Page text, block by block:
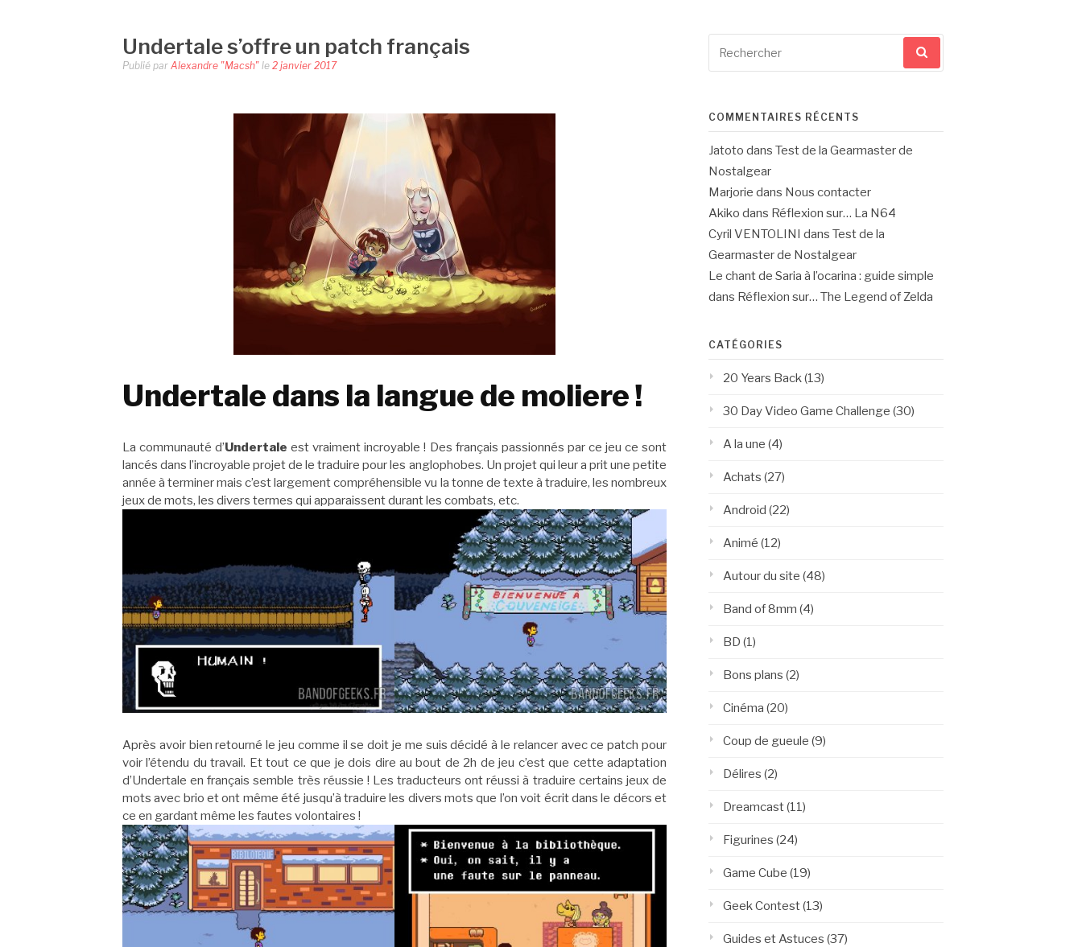
Undertale s’offre un patch français
Publié par Alexandre "Macsh" le 2 janvier 2017
Undertale dans la langue de moliere !
La communauté d’Undertale est vraiment incroyable ! Des français passionnés par ce jeu ce sont
lancés dans l’incroyable projet de le traduire pour les anglophobes. Un projet qui leur a prit une petite
année à terminer mais c’est largement compréhensible vu la tonne de texte à traduire, les nombreux
jeux de mots, les divers termes qui apparaissent durant les combats, etc.
Après avoir bien retourné le jeu comme il se doit je me suis décidé à le relancer avec ce patch pour
voir l’étendu du travail. Et tout ce que je dois dire au bout de 2h de jeu c’est que cette adaptation
d’Undertale en français semble très réussie ! Les traducteurs ont réussi à traduire certains jeux de
mots avec brio et ont même été jusqu’à traduire les divers mots que l’on voit écrit dans le décors et
ce en gardant même les fautes volontaires !
pour
COMMENTAIRES RÉCENTS
Jatoto dans Test de la Gearmaster de
Nostalgear
Marjorie dans Nous contacter
Akiko dans Réflexion sur… La N64
Cyril VENTOLINI dans Test de la
Gearmaster de Nostalgear
Le chant de Saria à l’ocarina : guide simple
dans Réflexion sur… The Legend of Zelda
CATÉGORIES
20 Years Back (13)
30 Day Video Game Challenge (30)
A la une (4)
Achats (27)
Android (22)
Animé (12)
Autour du site (48)
Band of 8mm (4)
BD (1)
Bons plans (2)
Cinéma (20)
Coup de gueule (9)
Délires (2)
Dreamcast(11)
Figurines (24)
Game Cube (19)
Geek Contest(13)
Guides et Astuces (37)